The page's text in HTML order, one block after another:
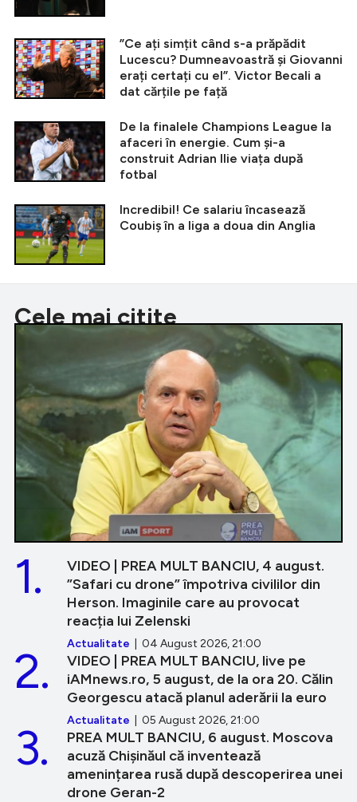
”Ce ați simțit când s-a prăpădit
Lucescu? Dumneavoastră și Giovanni
erați certați cu el”. Victor Becali a
dat cărțile pe față
De la finalele Champions League la
afaceri în energie. Cum și-a
construit Adrian Ilie viața după
fotbal
Incredibil! Ce salariu încasează
Coubiș în a liga a doua din Anglia
Cele mai citite
VIDEO | PREA MULT BANCIU, 4 august.
”Safari cu drone” împotriva civililor din
Herson. Imaginile care au provocat
reacția lui Zelenski
Actualitate | 04 August 2026, 21:00
1.
VIDEO | PREA MULT BANCIU, live pe
iAMnews.ro, 5 august, de la ora 20. Călin
Georgescu atacă planul aderării la euro
Actualitate | 05 August 2026, 21:00
2.
PREA MULT BANCIU, 6 august. Moscova
acuză Chișinăul că inventează
amenințarea rusă după descoperirea unei
drone Geran-2
3.